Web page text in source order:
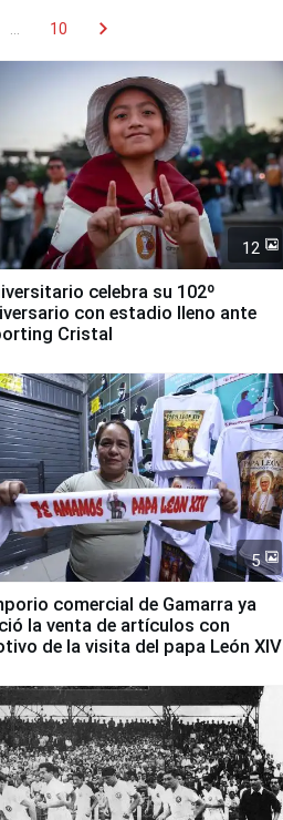
10 chevron_right
12
celebra su 102º
con estadio lleno ante
Cristal
5
comercial de Gamarra ya
la venta de artículos con
de la visita del papa León XIV